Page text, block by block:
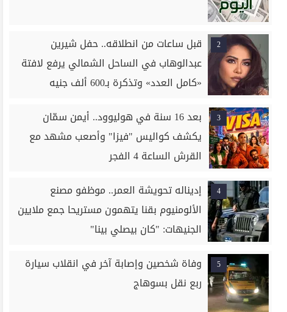
2
قبل ساعات من انطلاقه.. حفل شيرين
عبدالوهاب في الساحل الشمالي يرفع لافتة
«كامل العدد» وتذكرة بـ600 ألف جنيه
3
بعد 16 سنة في هوليوود.. أيمن سمّان
يكشف كواليس "فيزا" وأصعب مشهد مع
القرش الساعة 4 الفجر
4
إديناله تحويشة العمر.. موظفو مصنع
الألومنيوم بقنا يتهمون مستريحا جمع ملايين
الجنيهات: "كان بيصلي بينا"
5
وفاة شخصين وإصابة آخر في انقلاب سيارة
ربع نقل بسوهاج